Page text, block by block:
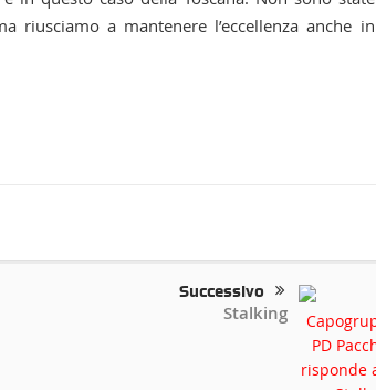
riusciamo a mantenere l’eccellenza anche in
Successivo
Stalking